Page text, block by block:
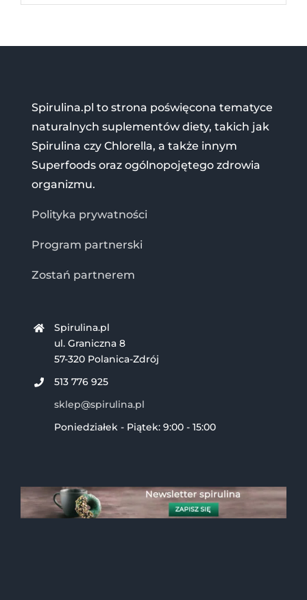
Spirulina.pl to strona poświęcona tematyce
naturalnych suplementów diety, takich jak
Spirulina czy Chlorella, a także innym
Superfoods oraz ogólnopojętego zdrowia
organizmu.
Polityka prywatności
Program partnerski
Zostań partnerem
Spirulina.pl
ul. Graniczna 8
57-320 Polanica-Zdrój
513 776 925
sklep@spirulina.pl
Poniedziałek - Piątek: 9:00 - 15:00